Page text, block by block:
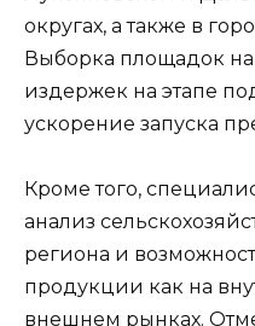
округах, а также в
Выборка площадок
издержек на этапе
ускорение запуска
Кроме того,
анализ
региона и
продукции как на
внешнем рынках.